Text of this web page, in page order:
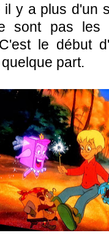
il y a plus d'un
sont pas les
le début
part.